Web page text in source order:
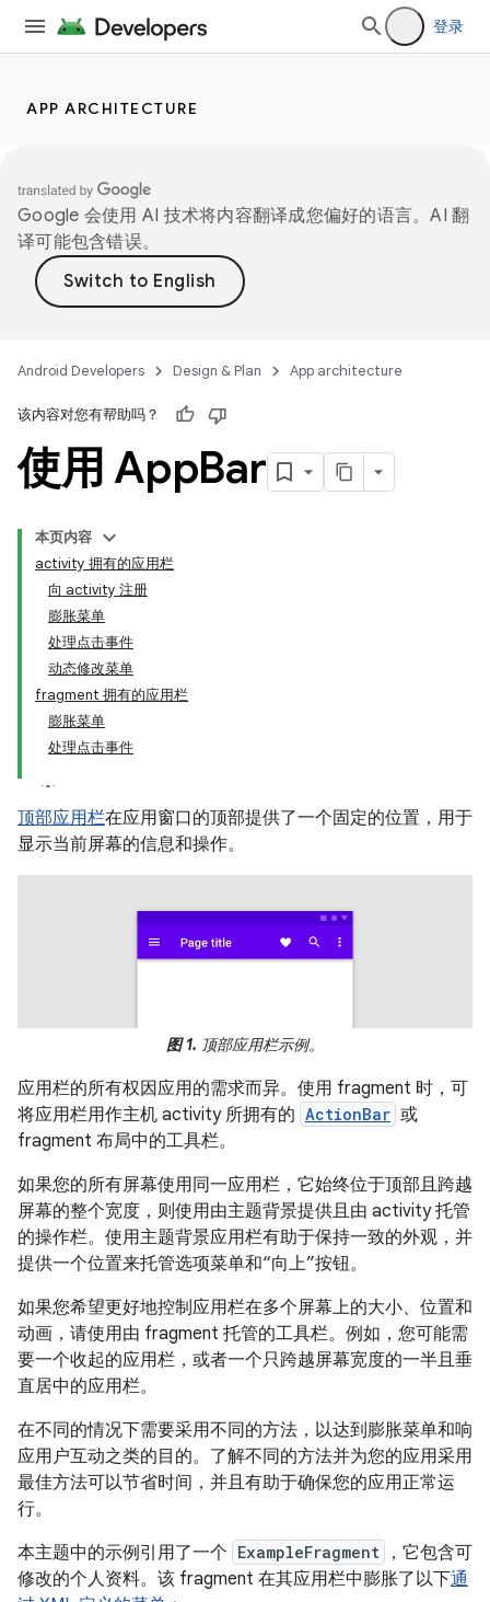
登录
APP ARCHITECTURE
Google 会使用 AI 技术将内容翻译成您偏好的语言。AI 翻
译可能包含错误。
Android Developers Design & Plan App architecture
该内容对您有帮助吗？
使用 AppBar
本页内容
activity 拥有的应用栏
向 activity 注册
膨胀菜单
处理点击事件
动态修改菜单
fragment 拥有的应用栏
膨胀菜单
处理点击事件
顶部应用栏在应用窗口的顶部提供了一个固定的位置，用于
显示当前屏幕的信息和操作。
图 1. 顶部应用栏示例。
应用栏的所有权因应用的需求而异。使用 fragment 时，可
将应用栏用作主机 activity 所拥有的 ActionBar 或
fragment 布局中的工具栏。
如果您的所有屏幕使用同一应用栏，它始终位于顶部且跨越
屏幕的整个宽度，则使用由主题背景提供且由 activity 托管
的操作栏。使用主题背景应用栏有助于保持一致的外观，并
提供一个位置来托管选项菜单和“向上”按钮。
如果您希望更好地控制应用栏在多个屏幕上的大小、位置和
动画，请使用由 fragment 托管的工具栏。例如，您可能需
要一个收起的应用栏，或者一个只跨越屏幕宽度的一半且垂
直居中的应用栏。
在不同的情况下需要采用不同的方法，以达到膨胀菜单和响
应用户互动之类的目的。了解不同的方法并为您的应用采用
最佳方法可以节省时间，并且有助于确保您的应用正常运
行。
本主题中的示例引用了一个 ExampleFragment
，它包含可
修改的个人资料。该 fragment 在其应用栏中膨胀了以下通